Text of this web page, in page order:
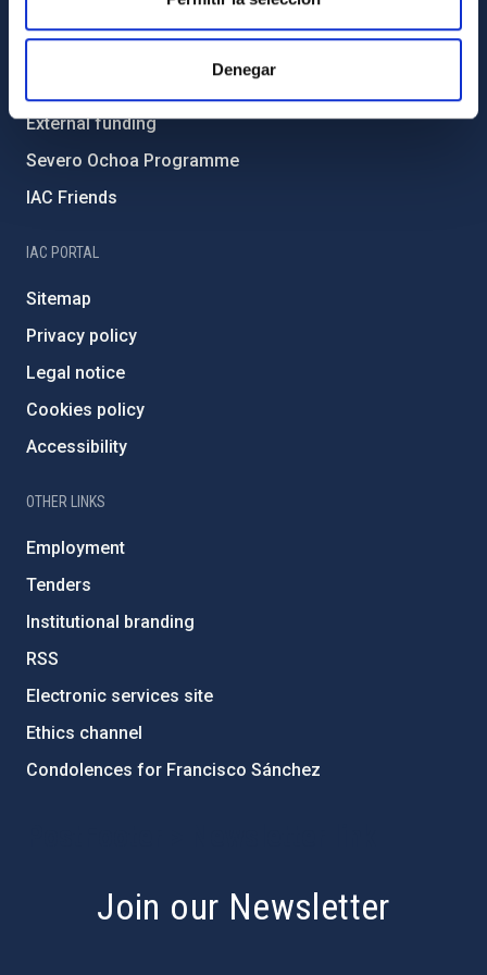
Denegar
Environment and Sustainability
Forever IAC
External funding
Severo Ochoa Programme
IAC Friends
IAC PORTAL
Sitemap
Privacy policy
Legal notice
Cookies policy
Accessibility
OTHER LINKS
Employment
Tenders
Institutional branding
RSS
Electronic services site
Ethics channel
Condolences for Francisco Sánchez
Join our Newsletter